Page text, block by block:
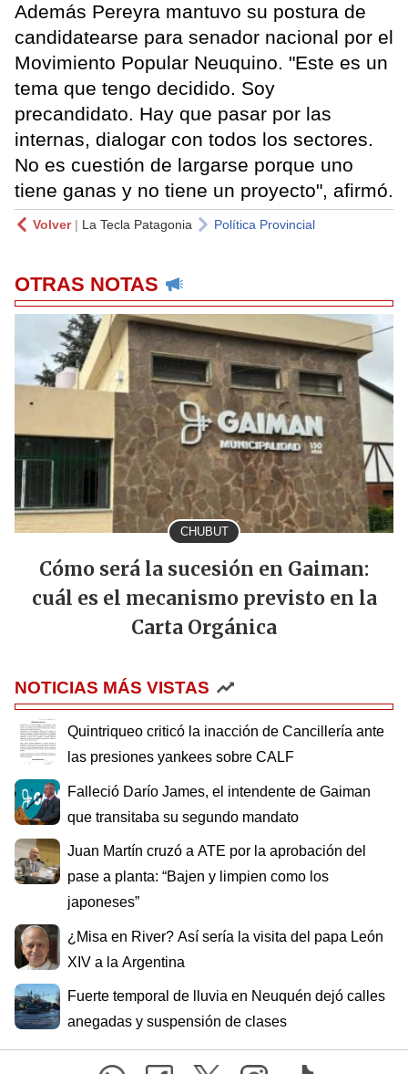
Además Pereyra mantuvo su postura de
candidatearse para senador nacional por el
Movimiento Popular Neuquino. "Este es un
tema que tengo decidido. Soy
precandidato. Hay que pasar por las
internas, dialogar con todos los sectores.
No es cuestión de largarse porque uno
tiene ganas y no tiene un proyecto", afirmó.
Volver| La Tecla Patagonia Política Provincial
OTRAS NOTAS
CHUBUT
Cómo será la sucesión en Gaiman:
cuál es el mecanismo previsto en la
Carta Orgánica
NOTICIAS MÁS VISTAS
Quintriqueo criticó la inacción de Cancillería ante
las presiones yankees sobre CALF
Falleció Darío James, el intendente de Gaiman
que transitaba su segundo mandato
Juan Martín cruzó a ATE por la aprobación del
pase a planta: “Bajen y limpien como los
japoneses”
¿Misa en River? Así sería la visita del papa León
XIV a la Argentina
Fuerte temporal de lluvia en Neuquén dejó calles
anegadas y suspensión de clases